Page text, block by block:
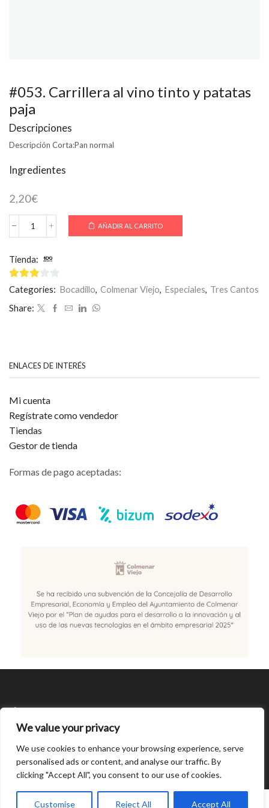
We value your privacy
We use cookies to enhance your browsing experience, serve
personalised ads or content, and analyse our traffic. By
clicking "Accept All", you consent to our use of cookies.
Customise Reject All Accept All
#053. Carrillera al vino tinto y patatas
paja
Descripciones
Descripción Corta:Pan normal
Ingredientes
2,20€
#053.
vino
tinto
patatas
paja
AÑADIR AL CARRITO
Tienda:
3de 5
Categories: Bocadillo Colmenar Viejo Especiales Tres Cantos
Share:
ENLACES DE INTERÉS
Mi cuenta
Regístrate como vendedor
Tiendas
Gestor de tienda
Formas de pago aceptadas:
chaty